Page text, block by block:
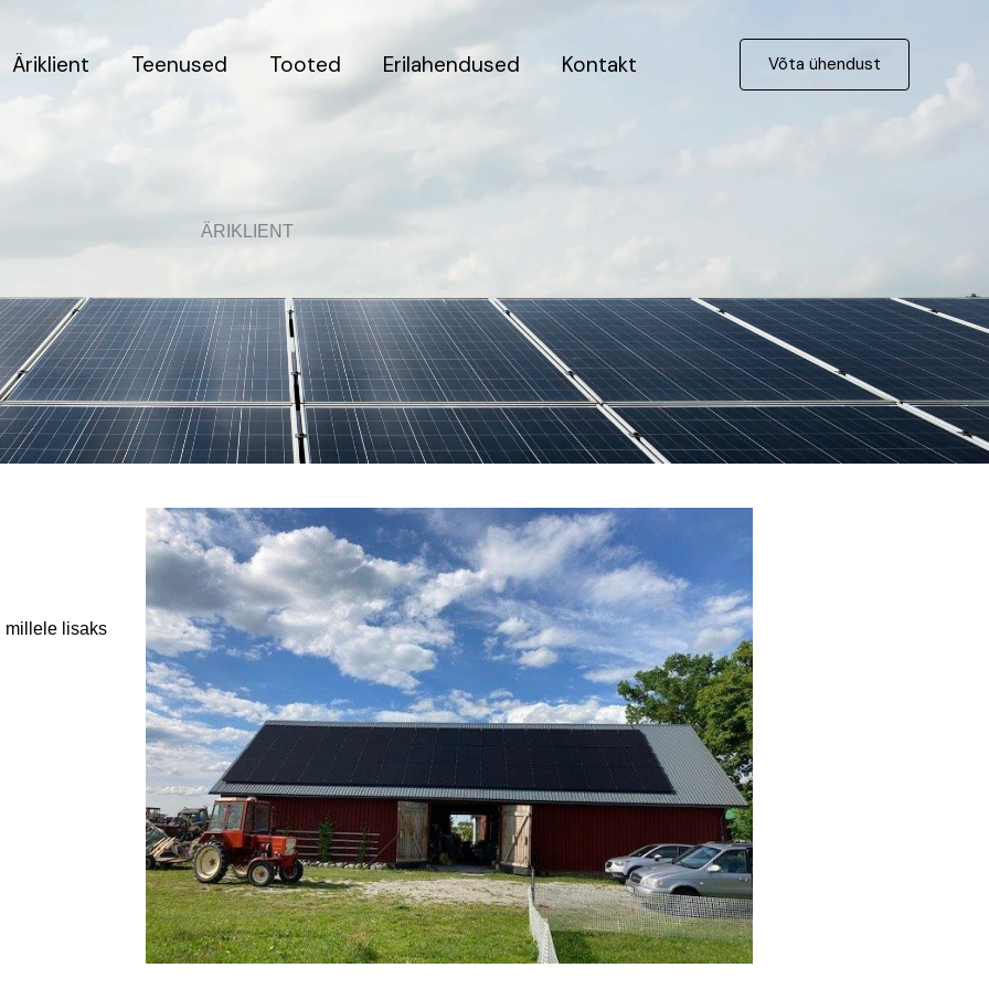
Äriklient Teenused Tooted Erilahendused Kontakt Võta ühendust
ÄRIKLIENT
millele lisaks